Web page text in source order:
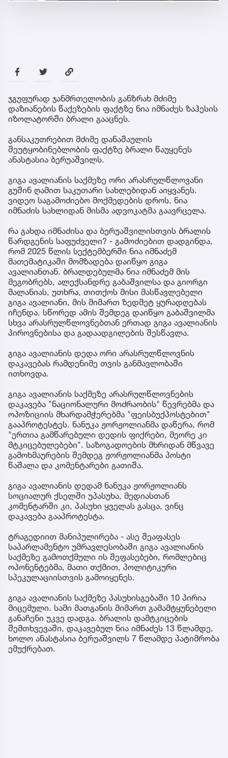
ჯგუფურად ჯანმრთელობის განზრახ მძიმე
დაზიანების წაქეზების ფაქტზე ნია იმნაძეს ზაჰესის
იზოლატორში ბრალი გააცნეს.
განსაკუთრებით მძიმე დანაშაულის
შეუტყობინებლობის ფაქტზე ბრალი წაუყენეს
ანასტასია ბერუაშვილს.
გიგა ავალიანის საქმეზე ორი არასრულწლოვანი
გუშინ ღამით საკუთარი სახლებიდან აიყვანეს.
ვიდეო საგამოძიებო მოქმედების დროს, ნია
იმნაძის სახლიდან მისმა ადვოკატმა გაავრცელა.
რა გახდა იმნაძისა და ბერუაშვილისთვის ბრალის
წარდგენის საფუძველი? - გამოძიებით დადგინდა,
რომ 2025 წლის სექტემბერში ნია იმნაძემ
მათემატიკაში მომზადება დაიწყო გიგა
ავალიანთან. ბრალდებულმა ნია იმნაძემ მის
მეგობრებს, ალექსანდრე გაბაშვილსა და გიორგი
მალანიას, უთხრა, თითქოს მისი მასწავლებელი
გიგა ავალიანი, მის მიმართ ზედმეტ ყურადღებას
იჩენდა. სწორედ ამის შემდეგ დაიწყო გაბაშვილმა
სხვა არასრულწლოვნებთან ერთად გიგა ავალიანის
პიროვნებისა და გადაადგილების შესწავლა.
გიგა ავალიანის დედა ორი არასრულწლოვნის
დაკავებას რამდენიმე თვის განმავლობაში
ითხოვდა.
გიგა ავალიანის საქმეზე არასრულწლოვნების
დაკავება "ნაციონალური მოძრაობის" წევრებმა და
ოპოზიციის მხარდამჭერებმა "ფეისბუქპოსტებით"
გააპროტესტეს. ნანუკა ჟორჟოლიანმა დაწერა, რომ
"ერთია გამწარებული დედის ფიქრები, მეორე კი
მტკიცებულებები". საზოგადოების მხრიდან მწვავე
გამოხმაურების შემდეგ ჟორჟოლიანმა პოსტი
წაშალა და კომენტარები გათიშა.
გიგა ავალიანის დედამ ნანუკა ჟორჟოლიანს
სოციალურ ქსელში უპასუხა, მედიასთან
კომენტარში კი, პასუხი ყველას გასცა, ვინც
დაკავება გააპროტესტა.
ტრაგედიით მანიპულირება - ასე შეაფასეს
საპარლამენტო უმრავლესობაში გიგა ავალიანის
საქმეზე გამოთქმული ის შეფასებები, რომლებიც
ოპონენტებმა, მათი თქმით, პოლიტიკური
სპეკულაციისთვის გამოიყენეს.
გიგა ავალიანის საქმეზე პასუხისგებაში 10 პირია
მიცემული. სამი მათგანის მიმართ გამამტყუნებელი
განაჩენი უკვე დადგა. ბრალის დამტკიცების
შემთხვევაში, დაკავებულ ნია იმნაძეს 13 წლამდე,
ხოლო ანასტასია ბერუაშვილს 7 წლამდე პატიმრობა
ემუქრებათ.